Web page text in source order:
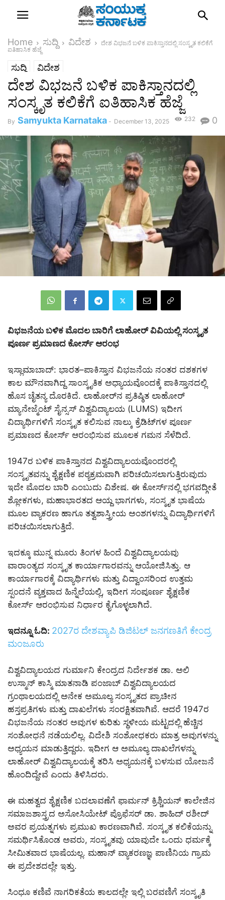
Home ಸುದ್ದಿ ವಿದೇಶ
ದೇಶ ವಿಭಜನೆ ಬಳಿಕ ಪಾಕಿಸ್ತಾನದಲ್ಲಿ ಸಂಸ್ಕೃತ ಕಲಿಕೆಗೆ
ಐತಿಹಾಸಿಕ ಹೆಜ್ಜೆ
ಸುದ್ದಿ ವಿದೇಶ
ದೇಶ ವಿಭಜನೆ ಬಳಿಕ ಪಾಕಿಸ್ತಾನದಲ್ಲಿ
ಸಂಸ್ಕೃತ ಕಲಿಕೆಗೆ ಐತಿಹಾಸಿಕ ಹೆಜ್ಜೆ
By Samyukta Karnataka - December 13, 2025 0
232
ವಿಭಜನೆಯ ಬಳಿಕ ಮೊದಲ ಬಾರಿಗೆ ಲಾಹೋರ್ ವಿವಿಯಲ್ಲಿ ಸಂಸ್ಕೃತ
ಪೂರ್ಣ ಪ್ರಮಾಣದ ಕೋರ್ಸ್ ಆರಂಭ
ಇಸ್ಲಾಮಾಬಾದ್‌: ಭಾರತ–ಪಾಕಿಸ್ತಾನ ವಿಭಜನೆಯ ನಂತರ ದಶಕಗಳ
ಕಾಲ ಮೌನವಾಗಿದ್ದ ಸಾಂಸ್ಕೃತಿಕ ಅಧ್ಯಾಯವೊಂದಕ್ಕೆ ಪಾಕಿಸ್ತಾನದಲ್ಲಿ
ಹೊಸ ಚೈತನ್ಯ ದೊರಕಿದೆ. ಲಾಹೋರ್‌ನ ಪ್ರತಿಷ್ಠಿತ ಲಾಹೋರ್
ಮ್ಯಾನೇಜ್ಮೆಂಟ್ ಸೈನ್ಸಸ್ ವಿಶ್ವವಿದ್ಯಾಲಯ (LUMS) ಇದೀಗ
ವಿದ್ಯಾರ್ಥಿಗಳಿಗೆ ಸಂಸ್ಕೃತ ಕಲಿಸುವ ನಾಲ್ಕು ಕ್ರೆಡಿಟ್‌ಗಳ ಪೂರ್ಣ
ಪ್ರಮಾಣದ ಕೋರ್ಸ್ ಆರಂಭಿಸುವ ಮೂಲಕ ಗಮನ ಸೆಳೆದಿದೆ.
1947ರ ಬಳಿಕ ಪಾಕಿಸ್ತಾನದ ವಿಶ್ವವಿದ್ಯಾಲಯವೊಂದರಲ್ಲಿ
ಸಂಸ್ಕೃತವನ್ನು ಶೈಕ್ಷಣಿಕ ಪಠ್ಯಕ್ರಮವಾಗಿ ಪರಿಚಯಿಸಲಾಗುತ್ತಿರುವುದು
ಇದೇ ಮೊದಲ ಬಾರಿ ಎಂಬುದು ವಿಶೇಷ. ಈ ಕೋರ್ಸ್‌ನಲ್ಲಿ ಭಗವದ್ಗೀತೆ
ಶ್ಲೋಕಗಳು, ಮಹಾಭಾರತದ ಆಯ್ದ ಭಾಗಗಳು, ಸಂಸ್ಕೃತ ಭಾಷೆಯ
ಮೂಲ ವ್ಯಾಕರಣ ಹಾಗೂ ತತ್ವಶಾಸ್ತ್ರೀಯ ಅಂಶಗಳನ್ನು ವಿದ್ಯಾರ್ಥಿಗಳಿಗೆ
ಪರಿಚಯಿಸಲಾಗುತ್ತಿದೆ.
ಇದಕ್ಕೂ ಮುನ್ನ ಮೂರು ತಿಂಗಳ ಹಿಂದೆ ವಿಶ್ವವಿದ್ಯಾಲಯವು
ವಾರಾಂತ್ಯದ ಸಂಸ್ಕೃತ ಕಾರ್ಯಾಗಾರವನ್ನು ಆಯೋಜಿಸಿತ್ತು. ಆ
ಕಾರ್ಯಾಗಾರಕ್ಕೆ ವಿದ್ಯಾರ್ಥಿಗಳು ಮತ್ತು ವಿದ್ವಾಂಸರಿಂದ ಉತ್ತಮ
ಸ್ಪಂದನೆ ವ್ಯಕ್ತವಾದ ಹಿನ್ನೆಲೆಯಲ್ಲಿ, ಇದೀಗ ಸಂಪೂರ್ಣ ಶೈಕ್ಷಣಿಕ
ಕೋರ್ಸ್ ಆರಂಭಿಸುವ ನಿರ್ಧಾರ ಕೈಗೊಳ್ಳಲಾಗಿದೆ.
ಇದನ್ನೂ ಓದಿ: 2027ರ ದೇಶವ್ಯಾಪಿ ಡಿಜಿಟಲ್ ಜನಗಣತಿಗೆ ಕೇಂದ್ರ
ಮಂಜೂರು
ವಿಶ್ವವಿದ್ಯಾಲಯದ ಗುರ್ಮಾನಿ ಕೇಂದ್ರದ ನಿರ್ದೇಶಕ ಡಾ. ಅಲಿ
ಉಸ್ಮಾನ್ ಕಾಸ್ಮಿ ಮಾತನಾಡಿ ಪಂಜಾಬ್ ವಿಶ್ವವಿದ್ಯಾಲಯದ
ಗ್ರಂಥಾಲಯದಲ್ಲಿ ಅನೇಕ ಅಮೂಲ್ಯ ಸಂಸ್ಕೃತದ ಪ್ರಾಚೀನ
ಹಸ್ತಪ್ರತಿಗಳು ಮತ್ತು ದಾಖಲೆಗಳು ಸಂರಕ್ಷಿತವಾಗಿವೆ. ಆದರೆ 1947ರ
ವಿಭಜನೆಯ ನಂತರ ಅವುಗಳ ಕುರಿತು ಸ್ಥಳೀಯ ಮಟ್ಟದಲ್ಲಿ ಹೆಚ್ಚಿನ
ಸಂಶೋಧನೆ ನಡೆಯಲಿಲ್ಲ. ವಿದೇಶಿ ಸಂಶೋಧಕರು ಮಾತ್ರ ಅವುಗಳನ್ನು
ಅಧ್ಯಯನ ಮಾಡುತ್ತಿದ್ದರು. ಇದೀಗ ಆ ಅಮೂಲ್ಯ ದಾಖಲೆಗಳನ್ನು
ಲಾಹೋರ್ ವಿಶ್ವವಿದ್ಯಾಲಯಕ್ಕೆ ತರಿಸಿ ಅಧ್ಯಯನಕ್ಕೆ ಬಳಸುವ ಯೋಜನೆ
ಹೊಂದಿದ್ದೇವೆ ಎಂದು ತಿಳಿಸಿದರು.
ಈ ಮಹತ್ವದ ಶೈಕ್ಷಣಿಕ ಬದಲಾವಣೆಗೆ ಫಾರ್ಮನ್ ಕ್ರಿಶ್ಚಿಯನ್ ಕಾಲೇಜಿನ
ಸಮಾಜಶಾಸ್ತ್ರದ ಅಸೋಸಿಯೇಟ್ ಪ್ರೊಫೆಸರ್ ಡಾ. ಶಾಹಿದ್ ರಶೀದ್
ಅವರ ಪ್ರಯತ್ನಗಳು ಪ್ರಮುಖ ಕಾರಣವಾಗಿವೆ. ಸಂಸ್ಕೃತ ಕಲಿಕೆಯನ್ನು
ಸಮರ್ಥಿಸಿಕೊಂಡ ಅವರು, ಸಂಸ್ಕೃತವು ಯಾವುದೇ ಒಂದು ಧರ್ಮಕ್ಕೆ
ಸೀಮಿತವಾದ ಭಾಷೆಯಲ್ಲ. ಮಹಾನ್ ವ್ಯಾಕರಣಜ್ಞ ಪಾಣಿನಿಯ ಗ್ರಾಮ
ಈ ಪ್ರದೇಶದಲ್ಲೇ ಇತ್ತು.
ಸಿಂಧೂ ಕಣಿವೆ ನಾಗರಿಕತೆಯ ಕಾಲದಲ್ಲೇ ಇಲ್ಲಿ ಬರವಣಿಗೆ ಸಂಸ್ಕೃತಿ